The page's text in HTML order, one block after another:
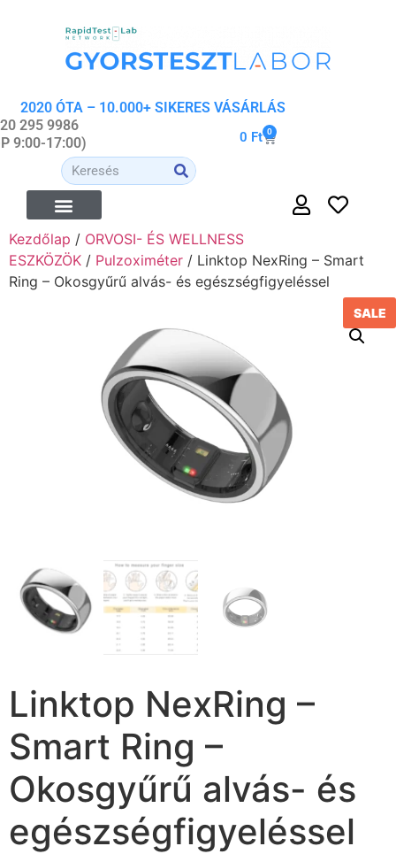
2020 ÓTA – 10.000+ SIKERES VÁSÁRLÁS
295 9986
9:00-17:00)
0 Ft 0
Kezdőlap / ORVOSI- ÉS WELLNESS
ESZKÖZÖK / Pulzoximéter / Linktop NexRing – Smart
Ring – Okosgyűrű alvás- és egészségfigyeléssel
SALE
Linktop NexRing –
Smart Ring –
Okosgyűrű alvás- és
egészségfigyeléssel